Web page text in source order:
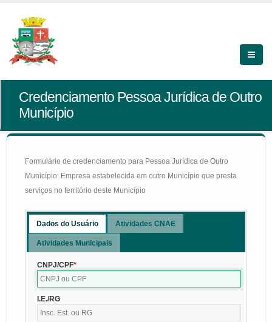
Credenciamento Pessoa Jurídica de Outro
Município
Formulário de credenciamento para Pessoa Jurídica de Outro
Município: Empresa estabelecida em outro Município que presta
serviços no território deste Município
Dados do Usuário Atividades CNAE
Atividades Municipais
CNPJ/CPF
I.E./RG